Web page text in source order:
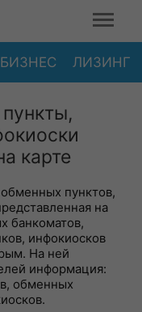
БИЗНЕС ЛИЗИНГ
карте
пунктов,
на
банкоматов,
инфокиосков
На ней
информация:
обменных